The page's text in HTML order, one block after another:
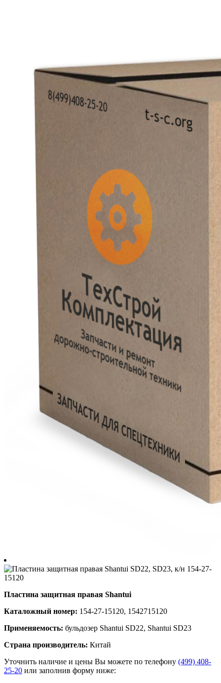
Пластина защитная правая Shantui
Каталожный номер: 154-27-15120, 1542715120
Применяемость: бульдозер Shantui SD22, Shantui SD23
Страна производитель: Китай
Уточнить наличие и цены Вы можете по телефону (499) 408-
25-20 или заполнив форму ниже: